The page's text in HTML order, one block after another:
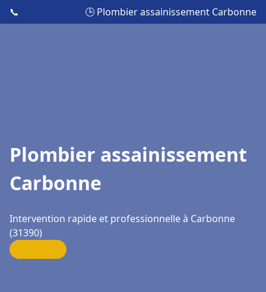
📞 🕒 Plombier assainissement Carbonne
Plombier assainissement
Carbonne
Intervention rapide et professionnelle à Carbonne
(31390)